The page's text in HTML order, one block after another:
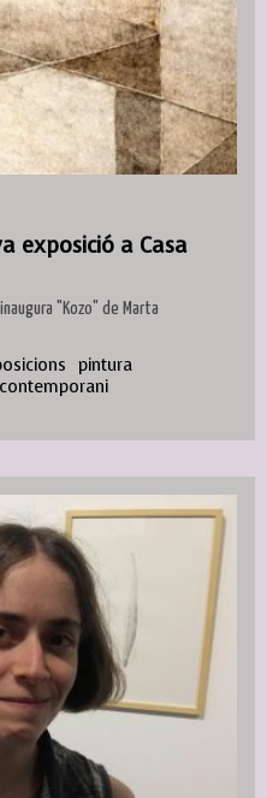
exposició a Casa
"Kozo" de Marta
pintura